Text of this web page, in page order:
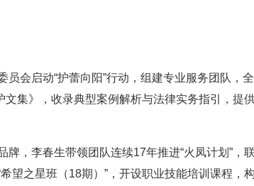
会启动“护蕾向阳”行动，组建专业服务团队，全
集》，收录典型案例解析与法律实务指引，提
，李春生带领团队连续17年推进“火凤计划”，
望之星班（18期）”，开设职业技能培训课程，